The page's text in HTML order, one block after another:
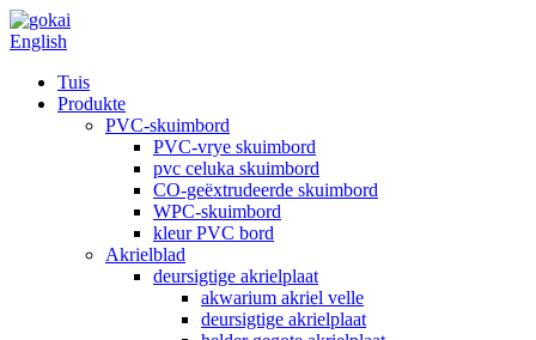
English
Tuis
Produkte
PVC-skuimbord
PVC-vrye skuimbord
pvc celuka skuimbord
CO-geëxtrudeerde skuimbord
WPC-skuimbord
kleur PVC bord
Akrielblad
deursigtige akrielplaat
akwarium akriel velle
deursigtige akrielplaat